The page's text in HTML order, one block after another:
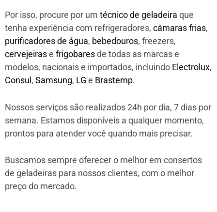
Por isso, procure por um técnico de geladeira que
tenha experiência com refrigeradores, câmaras frias,
purificadores de água, bebedouros, freezers,
cervejeirase frigobaresde todas as marcas e
modelos, nacionais e importados, incluindo Electrolux,
Consul, Samsung, LG e Brastemp.
Nossos serviços são realizados 24h por dia, 7 dias por
semana. Estamos disponíveis a qualquer momento,
prontos para atender você quando mais precisar.
Buscamos sempre oferecer o melhor em consertos
de geladeiras para nossos clientes, com o melhor
preço do mercado.